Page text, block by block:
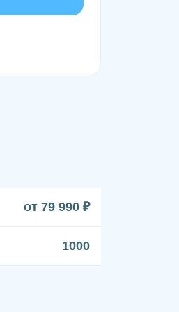
от 79 990 ₽
1000